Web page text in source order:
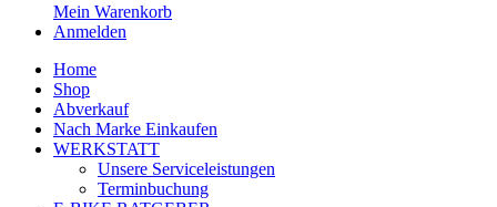
Mein Warenkorb
Anmelden
Home
Shop
Abverkauf
Nach Marke Einkaufen
WERKSTATT
Unsere Serviceleistungen
Terminbuchung